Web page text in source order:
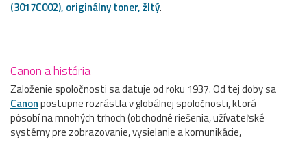
(3017C002), originálny toner, žltý.
Canon a história
Založenie spoločnosti sa datuje od roku 1937. Od tej doby sa
Canonpostupne rozrástla v globálnej spoločnosti, ktorá
pôsobí na mnohých trhoch (obchodné riešenia, užívateľské
systémy pre zobrazovanie, vysielanie a komunikácie,